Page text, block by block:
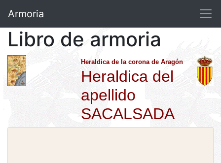
Armoria
Libro de armoria
Heraldica de la corona de Aragón
Heraldica del
apellido
SACALSADA